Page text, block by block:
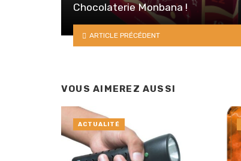
Chocolaterie Monbana !
ARTICLE PRÉCÉDENT
VOUS AIMEREZ AUSSI
ACTUALITÉ